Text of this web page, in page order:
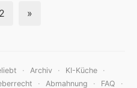
2 »
· Archiv · KI-Küche ·
· Abmahnung · FAQ ·